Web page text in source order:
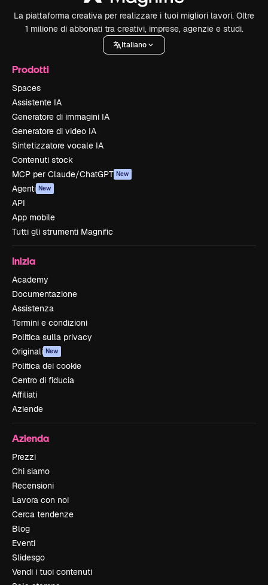
La piattaforma creativa per realizzare i tuoi migliori lavori. Oltre
1 milione di abbonati tra creativi, imprese, agenzie e studi.
Italiano
Prodotti
Spaces
Assistente IA
Generatore di immagini IA
Generatore di video IA
Sintetizzatore vocale IA
Contenuti stock
MCP per Claude/ChatGPT New
Agenti New
API
App mobile
Tutti gli strumenti Magnific
Inizia
Academy
Documentazione
Assistenza
Termini e condizioni
Politica sulla privacy
Originali New
Politica dei cookie
Centro di fiducia
Affiliati
Aziende
Azienda
Prezzi
Chi siamo
Recensioni
Lavora con noi
Cerca tendenze
Blog
Eventi
Slidesgo
Vendi i tuoi contenuti